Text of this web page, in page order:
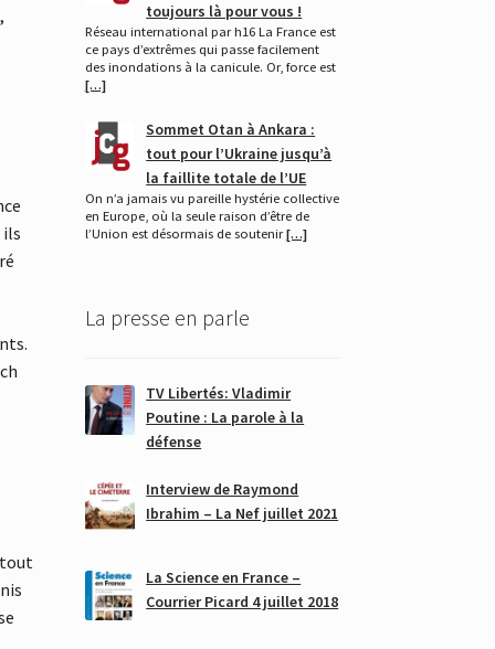
ils
tout
toujours là pour vous !
Réseau international par h16 La France est
ce pays d’extrêmes qui passe facilement
des inondations à la canicule. Or, force est
[…]
Sommet Otan à Ankara :
tout pour l’Ukraine jusqu’à
la faillite totale de l’UE
On n’a jamais vu pareille hystérie collective
en Europe, où la seule raison d’être de
l’Union est désormais de soutenir[…]
La presse en parle
TV Libertés: Vladimir
Poutine : La parole à la
défense
Interview de Raymond
Ibrahim – La Nef juillet 2021
La Science en France –
Courrier Picard 4 juillet 2018